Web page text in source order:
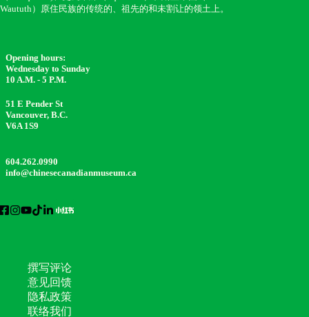
Waututh）原住民族的传统的、祖先的和未割让的领土上。
Opening hours:
Wednesday to Sunday
10 A.M. - 5 P.M.
51 E Pender St
Vancouver, B.C.
V6A 1S9
604.262.0990
info@chinesecanadianmuseum.ca
撰写评论
意见回馈
隐私政策
联络我们